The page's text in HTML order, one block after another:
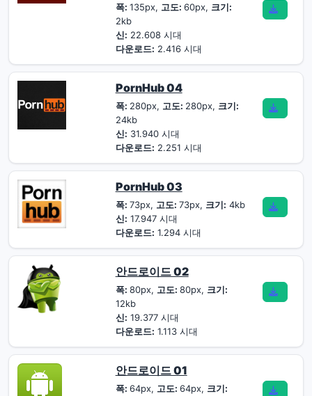
폭: 135px, 고도: 60px, 크기:
2kb
신: 22.608 시대
다운로드: 2.416 시대
PornHub 04
폭: 280px, 고도: 280px, 크기:
24kb
신: 31.940 시대
다운로드: 2.251 시대
PornHub 03
폭: 73px, 고도: 73px, 크기: 4kb
신: 17.947 시대
다운로드: 1.294 시대
안드로이드 02
폭: 80px, 고도: 80px, 크기:
12kb
신: 19.377 시대
다운로드: 1.113 시대
안드로이드 01
폭: 64px, 고도: 64px, 크기: